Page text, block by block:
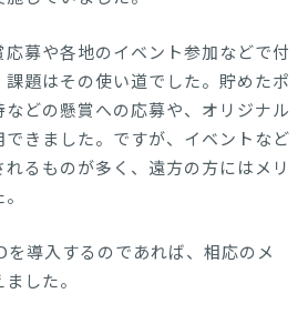
募や各地のイベント参加などで付
題はその使い道でした。貯めたポ
どの懸賞への応募や、オリジナル
きました。ですが、イベントなど
るものが多く、遠方の方にはメリ
導入するのであれば、相応のメ
した。